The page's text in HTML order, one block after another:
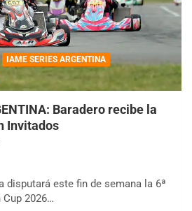
IAME SERIES ARGENTINA
Baradero recibe la
Invitados
disputará este fin de semana la 6ª
2026…